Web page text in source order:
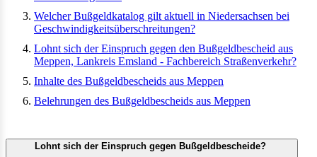
Welcher Bußgeldkatalog gilt aktuell in Niedersachsen bei
Geschwindigkeitsüberschreitungen?
Lohnt sich der Einspruch gegen den Bußgeldbescheid aus
Meppen, Lankreis Emsland - Fachbereich Straßenverkehr?
Inhalte des Bußgeldbescheids aus Meppen
Belehrungen des Bußgeldbescheids aus Meppen
Lohnt sich der Einspruch gegen Bußgeldbescheide?